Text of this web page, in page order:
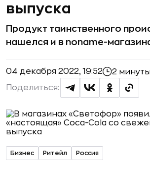
выпуска
Продукт таинственного
нашелся и в noname-
04 декабря 2022, 19:52 2 минуты
Поделиться:
Бизнес Ритейл Россия